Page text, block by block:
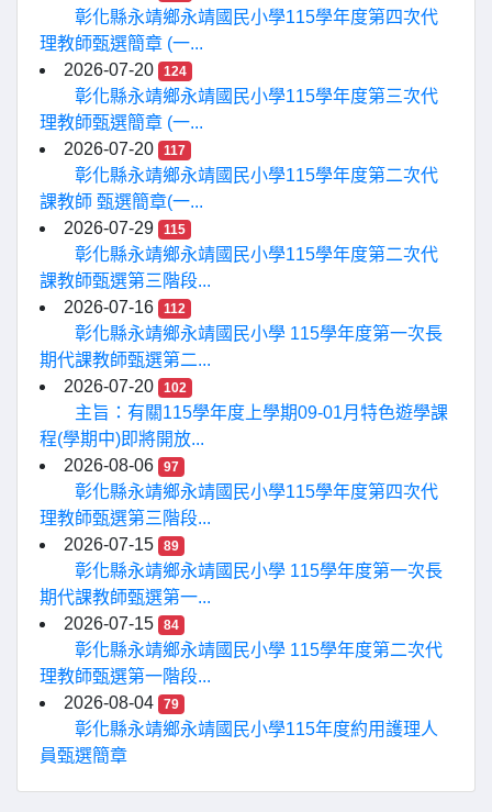
彰化縣永靖鄉永靖國民小學115學年度第四次代
理教師甄選簡章 (一...
2026-07-20
124
彰化縣永靖鄉永靖國民小學115學年度第三次代
理教師甄選簡章 (一...
2026-07-20
117
彰化縣永靖鄉永靖國民小學115學年度第二次代
課教師 甄選簡章(一...
2026-07-29
115
彰化縣永靖鄉永靖國民小學115學年度第二次代
課教師甄選第三階段...
2026-07-16
112
彰化縣永靖鄉永靖國民小學 115學年度第一次長
期代課教師甄選第二...
2026-07-20
102
主旨：有關115學年度上學期09-01月特色遊學課
程(學期中)即將開放...
2026-08-06
97
彰化縣永靖鄉永靖國民小學115學年度第四次代
理教師甄選第三階段...
2026-07-15
89
彰化縣永靖鄉永靖國民小學 115學年度第一次長
期代課教師甄選第一...
2026-07-15
84
彰化縣永靖鄉永靖國民小學 115學年度第二次代
理教師甄選第一階段...
2026-08-04
79
彰化縣永靖鄉永靖國民小學115年度約用護理人
員甄選簡章